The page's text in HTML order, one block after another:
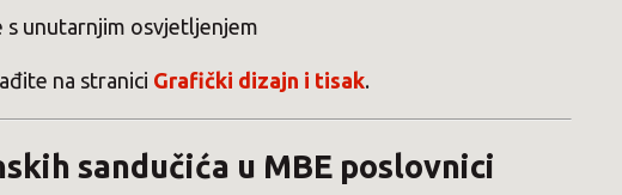
s unutarnjim osvjetljenjem
na stranici Grafički dizajn i tisak.
sandučića u MBE poslovnici